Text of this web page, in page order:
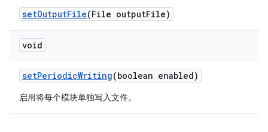
setOutputFile(File outputFile)
void
setPeriodicWriting(boolean enabled)
启用将每个模块单独写入文件。